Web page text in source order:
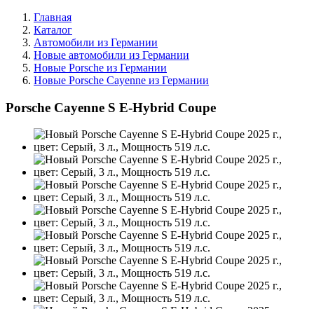
Главная
Каталог
Автомобили из Германии
Новые автомобили из Германии
Новые Porsche из Германии
Новые Porsche Cayenne из Германии
Porsche Cayenne S E-Hybrid Coupe